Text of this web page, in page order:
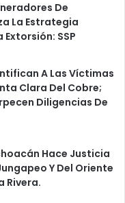
De
La Estrategia
SSP
A Las Víctimas
Clara Del Cobre;
Diligencias De
Hace Justicia
Y Del Oriente
Rivera.